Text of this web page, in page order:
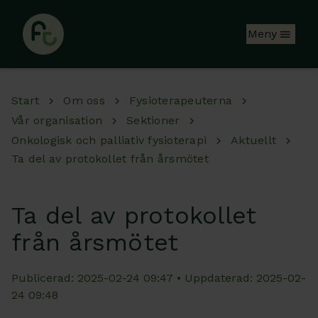
Meny
Start Om oss
Fysioterapeuterna
Vår organisation
Sektioner
Onkologisk och palliativ fysioterapi
Aktuellt
Ta del av protokollet från årsmötet
Ta del av protokollet
från årsmötet
Publicerad: 2025-02-24 09:47 • Uppdaterad: 2025-02-
24 09:48